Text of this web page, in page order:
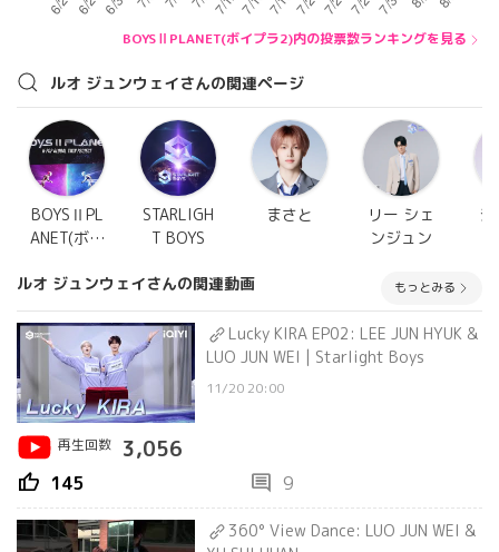
BOYSⅡPLANET(ボイプラ2)内の投票数ランキングを見る
ルオ ジュンウェイさんの関連ページ
BOYSⅡPL
ANET(ボイ
STARLIGH
T BOYS
まさと
リー シェ
ンジュン
ルオ ジュンウェイさんの関連動画 もっとみる
Lucky KIRA EP02: LEE JUN HYUK &
LUO JUN WEI | Starlight Boys
11/20 20:00
再生回数 3,056
thumb_up 145 comment 9
360° View Dance: LUO JUN WEI &